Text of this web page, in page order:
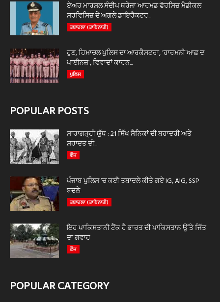
ਏਅਰ ਮਾਰਸ਼ਲ ਸੰਦੀਪ ਥਰੇਜਾ ਆਰਮਡ ਫੋਰਸਿਜ਼ ਮੈਡੀਕਲ
ਸਰਵਿਸਿਜ਼ ਦੇ ਅਗਲੇ ਡਾਇਰੈਕਟਰ...
ਤਬਾਦਲਾ (ਤਾਇਨਾਤੀ)
ਹੁਣ, ਹਿਮਾਚਲ ਪੁਲਿਸ ਦਾ ਆਰਕੈਸਟਰਾ, ‘ਹਾਰਮਨੀ ਆਫ਼ ਦ
ਪਾਈਨਜ਼’, ਵਿਵਾਦਾਂ ਕਾਰਨ...
ਪੁਲਿਸ
POPULAR POSTS
ਸਾਰਾਗੜ੍ਹੀ ਯੁੱਧ : 21 ਸਿੱਖ ਸੈਨਿਕਾਂ ਦੀ ਬਹਾਦਰੀ ਅਤੇ
ਸ਼ਹਾਦਤ ਦੀ...
ਫੌਜ
ਪੰਜਾਬ ਪੁਲਿਸ ‘ਚ ਕਈ ਤਬਾਦਲੇ ਕੀਤੇ ਗਏ IG, AIG, SSP
ਬਦਲੇ
ਤਬਾਦਲਾ (ਤਾਇਨਾਤੀ)
ਇਹ ਪਾਕਿਸਤਾਨੀ ਟੈਂਕ ਹੈ ਭਾਰਤ ਦੀ ਪਾਕਿਸਤਾਨ ਉੱਤੇ ਜਿੱਤ
ਦਾ ਗਵਾਹ
ਫੌਜ
POPULAR CATEGORY